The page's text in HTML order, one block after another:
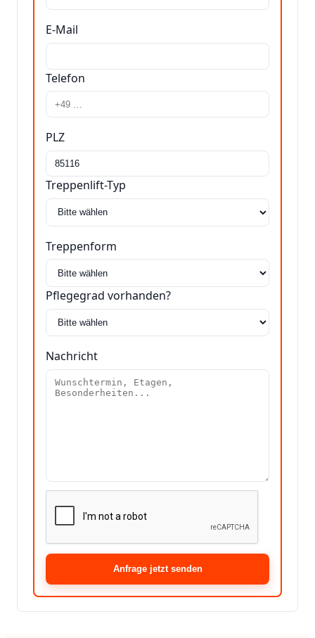
E-Mail
Telefon
PLZ
Treppenlift-Typ
Treppenform
Pflegegrad vorhanden?
Nachricht
Anfrage jetzt senden